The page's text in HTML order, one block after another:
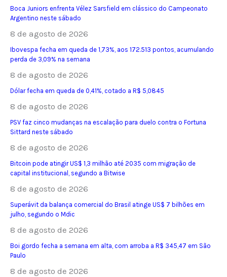
Boca Juniors enfrenta Vélez Sarsfield em clássico do Campeonato
Argentino neste sábado
8 de agosto de 2026
Ibovespa fecha em queda de 1,73%, aos 172.513 pontos, acumulando
perda de 3,09% na semana
8 de agosto de 2026
Dólar fecha em queda de 0,41%, cotado a R$ 5,0845
8 de agosto de 2026
PSV faz cinco mudanças na escalação para duelo contra o Fortuna
Sittard neste sábado
8 de agosto de 2026
Bitcoin pode atingir US$ 1,3 milhão até 2035 com migração de
capital institucional, segundo a Bitwise
8 de agosto de 2026
Superávit da balança comercial do Brasil atinge US$ 7 bilhões em
julho, segundo o Mdic
8 de agosto de 2026
Boi gordo fecha a semana em alta, com arroba a R$ 345,47 em São
Paulo
8 de agosto de 2026